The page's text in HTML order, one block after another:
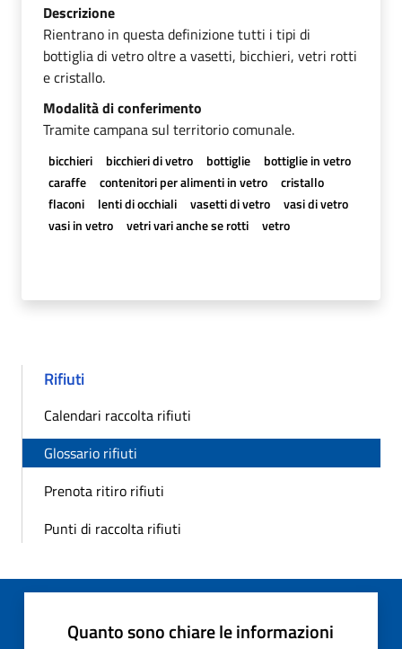
Descrizione
Rientrano in questa definizione tutti i tipi di
bottiglia di vetro oltre a vasetti, bicchieri, vetri rotti
e cristallo.
Modalità di conferimento
Tramite campana sul territorio comunale.
bicchieri bicchieri di vetro bottiglie
bottiglie in vetro
caraffe
contenitori per alimenti in vetro
cristallo
flaconi
lenti di occhiali vasetti di vetro
vasi di vetro
vasi in vetro
vetri vari anche se rotti vetro
Rifiuti
Calendari raccolta rifiuti
Glossario rifiuti
Prenota ritiro rifiuti
Punti di raccolta rifiuti
Quanto sono chiare le informazioni